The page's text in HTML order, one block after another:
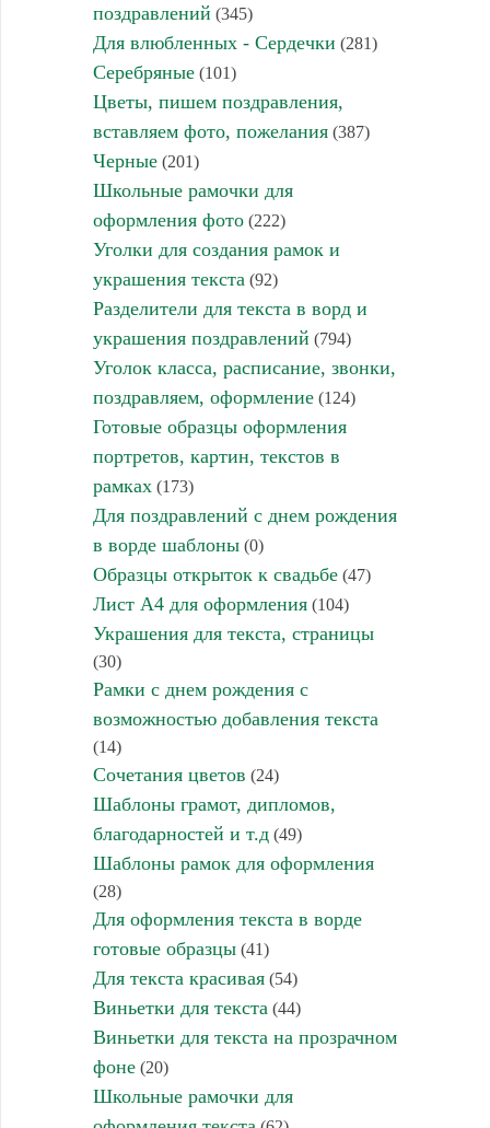
поздравлений (345)
Для влюбленных - Сердечки (281)
Серебряные(101)
Цветы, пишем поздравления,
вставляем фото, пожелания(387)
Черные(201)
Школьные рамочки для
оформления фото(222)
Уголки для создания рамок и
украшения текста (92)
Разделители для текста в ворд и
украшения поздравлений (794)
Уголок класса, расписание, звонки,
поздравляем, оформление(124)
Готовые образцы оформления
портретов, картин, текстов в
рамках(173)
Для поздравлений с днем рождения
в ворде шаблоны(0)
Образцы открыток к свадьбе(47)
Лист А4 для оформления(104)
Украшения для текста, страницы
(30)
Рамки с днем рождения с
возможностью добавления текста
(14)
Сочетания цветов (24)
Шаблоны грамот, дипломов,
благодарностей и т.д(49)
Шаблоны рамок для оформления
(28)
Для оформления текста в ворде
готовые образцы(41)
Для текста красивая(54)
Виньетки для текста (44)
Виньетки для текста на прозрачном
фоне(20)
Школьные рамочки для